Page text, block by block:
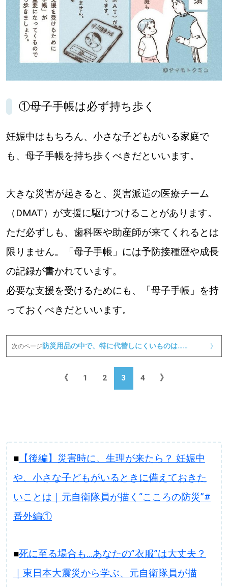
閉じる
①母子手帳は必ず持ち歩く
妊娠中はもちろん、小さな子どもがいる家庭で
も、母子手帳を持ち歩くべきだといいます。
大きな災害が起きると、災害派遣の医療チーム
（DMAT）が支援に駆けつけることがあります。
ただ必ずしも、歯科医や助産師が来てくれるとは
限りません。「母子手帳」には予防接種歴や成長
の記録が書かれています。
必要な支援を受けるためにも、「母子手帳」を持
っておくべきだといいます。
次のページ 防災用品の中で、特に代替しにくいものは…… 》
《 1 2 3 4 》
■【後編】災害時に、生理が来たら？ 妊娠中
や、小さな子どもがいるときに備えておきた
いことは｜元自衛隊員が描く“こころの防災”#
番外編①
■死に至る場合も…あなたの”衣服”は大丈夫？
｜東日本大震災から学ぶ、元自衛隊員が描